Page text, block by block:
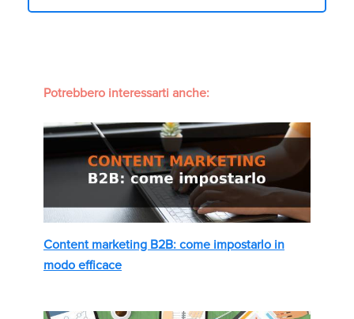
Potrebbero interessarti anche:
Content marketing B2B: come impostarlo in
modo efficace